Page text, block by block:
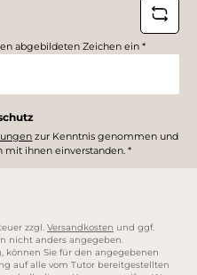
abgebildeten Zeichen ein *
zur Kenntnis genommen und
mit ihnen einverstanden.*
zzgl. Versandkosten und ggf.
nicht anders angegeben.
können Sie für den angegebenen
auf alle vom Tutor bereitgestellten